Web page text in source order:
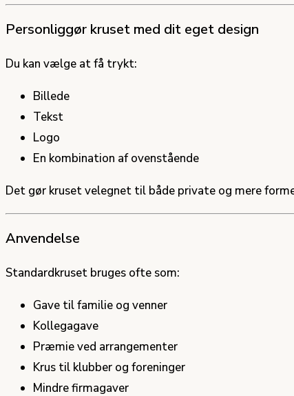
Personliggør kruset med dit eget design
Du kan vælge at få trykt:
Billede
Tekst
Logo
En kombination af ovenstående
Det gør kruset velegnet til både private og mere
Anvendelse
Standardkruset bruges ofte som:
Gave til familie og venner
Kollegagave
Præmie ved arrangementer
Krus til klubber og foreninger
Mindre firmagaver